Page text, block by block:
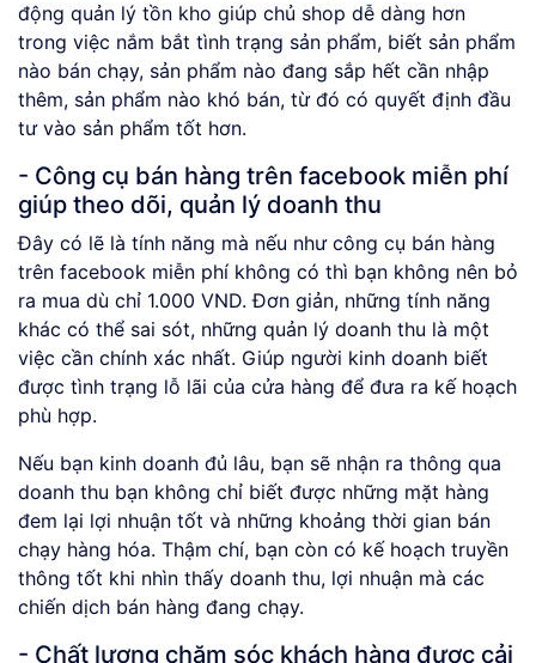
động quản lý tồn kho giúp chủ shop dễ dàng hơn
trong việc nắm bắt tình trạng sản phẩm, biết sản phẩm
nào bán chạy, sản phẩm nào đang sắp hết cần nhập
thêm, sản phẩm nào khó bán, từ đó có quyết định đầu
tư vào sản phẩm tốt hơn.
- Công cụ bán hàng trên facebook miễn phí
giúp theo dõi, quản lý doanh thu
Đây có lẽ là tính năng mà nếu như công cụ bán hàng
trên facebook miễn phí không có thì bạn không nên bỏ
ra mua dù chỉ 1.000 VND. Đơn giản, những tính năng
khác có thể sai sót, những quản lý doanh thu là một
việc cần chính xác nhất. Giúp người kinh doanh biết
được tình trạng lỗ lãi của cửa hàng để đưa ra kế hoạch
phù hợp.
Nếu bạn kinh doanh đủ lâu, bạn sẽ nhận ra thông qua
doanh thu bạn không chỉ biết được những mặt hàng
đem lại lợi nhuận tốt và những khoảng thời gian bán
chạy hàng hóa. Thậm chí, bạn còn có kế hoạch truyền
thông tốt khi nhìn thấy doanh thu, lợi nhuận mà các
chiến dịch bán hàng đang chạy.
- Chất lượng chăm sóc khách hàng được cải